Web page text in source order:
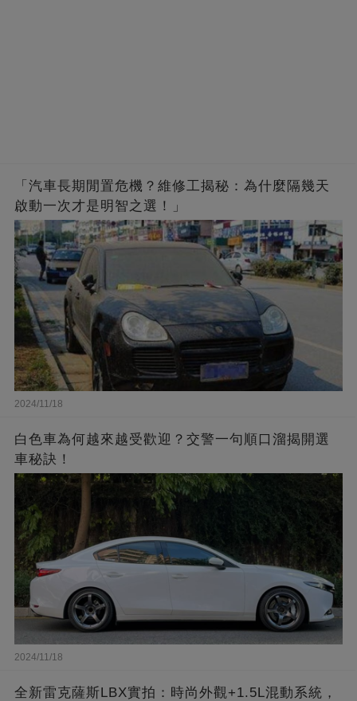
「汽車長期閒置危機？維修工揭秘：為什麼隔幾天
啟動一次才是明智之選！」
2024/11/18
白色車為何越來越受歡迎？交警一句順口溜揭開選
車秘訣！
2024/11/18
全新雷克薩斯LBX實拍：時尚外觀+1.5L混動系統，